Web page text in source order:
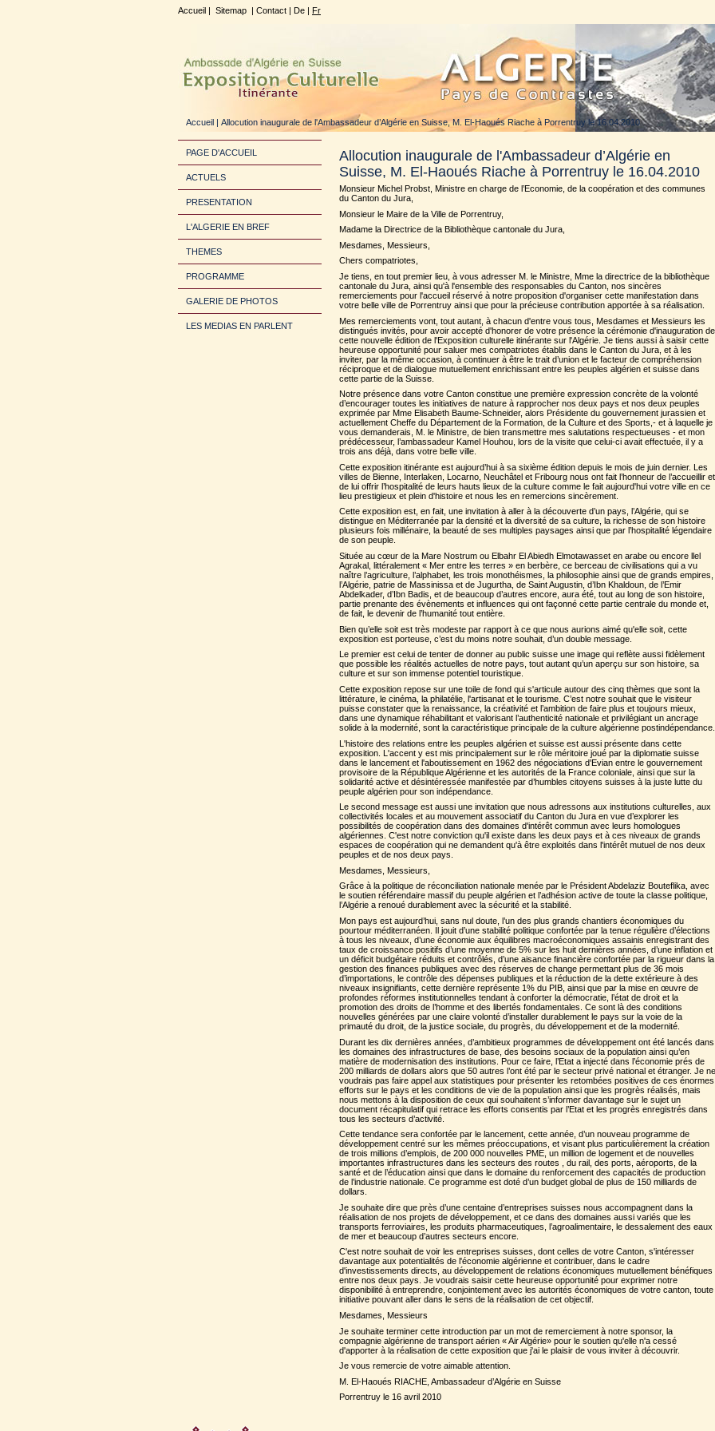
Accueil | Sitemap | Contact | De | Fr
Accueil | Allocution inaugurale de l'Ambassadeur d’Algérie en Suisse, M. El-Haoués Riache à Porrentruy le 16.04.2010
PAGE D'ACCUEIL
ACTUELS
PRESENTATION
L'ALGERIE EN BREF
THEMES
PROGRAMME
GALERIE DE PHOTOS
LES MEDIAS EN PARLENT
Allocution inaugurale de l'Ambassadeur d’Algérie en
Suisse, M. El-Haoués Riache à Porrentruy le 16.04.2010
Monsieur Michel Probst, Ministre en charge de l’Economie, de la coopération et des communes
du Canton du Jura,
Monsieur le Maire de la Ville de Porrentruy,
Madame la Directrice de la Bibliothèque cantonale du Jura,
Mesdames, Messieurs,
Chers compatriotes,
Je tiens, en tout premier lieu, à vous adresser M. le Ministre, Mme la directrice de la bibliothèque
cantonale du Jura, ainsi qu'à l'ensemble des responsables du Canton, nos sincères
remerciements pour l'accueil réservé à notre proposition d'organiser cette manifestation dans
votre belle ville de Porrentruy ainsi que pour la précieuse contribution apportée à sa réalisation.
Mes remerciements vont, tout autant, à chacun d'entre vous tous, Mesdames et Messieurs les
distingués invités, pour avoir accepté d'honorer de votre présence la cérémonie d'inauguration de
cette nouvelle édition de l'Exposition culturelle itinérante sur l'Algérie. Je tiens aussi à saisir cette
heureuse opportunité pour saluer mes compatriotes établis dans le Canton du Jura, et à les
inviter, par la même occasion, à continuer à être le trait d’union et le facteur de compréhension
réciproque et de dialogue mutuellement enrichissant entre les peuples algérien et suisse dans
cette partie de la Suisse.
Notre présence dans votre Canton constitue une première expression concrète de la volonté
d’encourager toutes les initiatives de nature à rapprocher nos deux pays et nos deux peuples
exprimée par Mme Elisabeth Baume-Schneider, alors Présidente du gouvernement jurassien et
actuellement Cheffe du Département de la Formation, de la Culture et des Sports,- et à laquelle je
vous demanderais, M. le Ministre, de bien transmettre mes salutations respectueuses - et mon
prédécesseur, l’ambassadeur Kamel Houhou, lors de la visite que celui-ci avait effectuée, il y a
trois ans déjà, dans votre belle ville.
Cette exposition itinérante est aujourd’hui à sa sixième édition depuis le mois de juin dernier. Les
villes de Bienne, Interlaken, Locarno, Neuchâtel et Fribourg nous ont fait l’honneur de l’accueillir et
de lui offrir l’hospitalité de leurs hauts lieux de la culture comme le fait aujourd'hui votre ville en ce
lieu prestigieux et plein d'histoire et nous les en remercions sincèrement.
Cette exposition est, en fait, une invitation à aller à la découverte d’un pays, l’Algérie, qui se
distingue en Méditerranée par la densité et la diversité de sa culture, la richesse de son histoire
plusieurs fois millénaire, la beauté de ses multiples paysages ainsi que par l’hospitalité légendaire
de son peuple.
Située au cœur de la Mare Nostrum ou Elbahr El Abiedh Elmotawasset en arabe ou encore llel
Agrakal, littéralement « Mer entre les terres » en berbère, ce berceau de civilisations qui a vu
naître l’agriculture, l’alphabet, les trois monothéismes, la philosophie ainsi que de grands empires,
l’Algérie, patrie de Massinissa et de Jugurtha, de Saint Augustin, d’Ibn Khaldoun, de l’Emir
Abdelkader, d’Ibn Badis, et de beaucoup d’autres encore, aura été, tout au long de son histoire,
partie prenante des évènements et influences qui ont façonné cette partie centrale du monde et,
de fait, le devenir de l’humanité tout entière.
Bien qu’elle soit est très modeste par rapport à ce que nous aurions aimé qu'elle soit, cette
exposition est porteuse, c’est du moins notre souhait, d’un double message.
Le premier est celui de tenter de donner au public suisse une image qui reflète aussi fidèlement
que possible les réalités actuelles de notre pays, tout autant qu’un aperçu sur son histoire, sa
culture et sur son immense potentiel touristique.
Cette exposition repose sur une toile de fond qui s'articule autour des cinq thèmes que sont la
littérature, le cinéma, la philatélie, l'artisanat et le tourisme. C’est notre souhait que le visiteur
puisse constater que la renaissance, la créativité et l’ambition de faire plus et toujours mieux,
dans une dynamique réhabilitant et valorisant l’authenticité nationale et privilégiant un ancrage
solide à la modernité, sont la caractéristique principale de la culture algérienne postindépendance.
L'histoire des relations entre les peuples algérien et suisse est aussi présente dans cette
exposition. L'accent y est mis principalement sur le rôle méritoire joué par la diplomatie suisse
dans le lancement et l'aboutissement en 1962 des négociations d'Evian entre le gouvernement
provisoire de la République Algérienne et les autorités de la France coloniale, ainsi que sur la
solidarité active et désintéressée manifestée par d’humbles citoyens suisses à la juste lutte du
peuple algérien pour son indépendance.
Le second message est aussi une invitation que nous adressons aux institutions culturelles, aux
collectivités locales et au mouvement associatif du Canton du Jura en vue d’explorer les
possibilités de coopération dans des domaines d'intérêt commun avec leurs homologues
algériennes. C'est notre conviction qu'il existe dans les deux pays et à ces niveaux de grands
espaces de coopération qui ne demandent qu'à être exploités dans l'intérêt mutuel de nos deux
peuples et de nos deux pays.
Mesdames, Messieurs,
Grâce à la politique de réconciliation nationale menée par le Président Abdelaziz Bouteflika, avec
le soutien référendaire massif du peuple algérien et l’adhésion active de toute la classe politique,
l’Algérie a renoué durablement avec la sécurité et la stabilité.
Mon pays est aujourd’hui, sans nul doute, l’un des plus grands chantiers économiques du
pourtour méditerranéen. Il jouit d’une stabilité politique confortée par la tenue régulière d’élections
à tous les niveaux, d’une économie aux équilibres macroéconomiques assainis enregistrant des
taux de croissance positifs d’une moyenne de 5% sur les huit dernières années, d’une inflation et
un déficit budgétaire réduits et contrôlés, d’une aisance financière confortée par la rigueur dans la
gestion des finances publiques avec des réserves de change permettant plus de 36 mois
d’importations, le contrôle des dépenses publiques et la réduction de la dette extérieure à des
niveaux insignifiants, cette dernière représente 1% du PIB, ainsi que par la mise en œuvre de
profondes réformes institutionnelles tendant à conforter la démocratie, l’état de droit et la
promotion des droits de l’homme et des libertés fondamentales. Ce sont là des conditions
nouvelles générées par une claire volonté d’installer durablement le pays sur la voie de la
primauté du droit, de la justice sociale, du progrès, du développement et de la modernité.
Durant les dix dernières années, d’ambitieux programmes de développement ont été lancés dans
les domaines des infrastructures de base, des besoins sociaux de la population ainsi qu’en
matière de modernisation des institutions. Pour ce faire, l’Etat a injecté dans l’économie prés de
200 milliards de dollars alors que 50 autres l’ont été par le secteur privé national et étranger. Je ne
voudrais pas faire appel aux statistiques pour présenter les retombées positives de ces énormes
efforts sur le pays et les conditions de vie de la population ainsi que les progrès réalisés, mais
nous mettons à la disposition de ceux qui souhaitent s’informer davantage sur le sujet un
document récapitulatif qui retrace les efforts consentis par l’Etat et les progrès enregistrés dans
tous les secteurs d’activité.
Cette tendance sera confortée par le lancement, cette année, d’un nouveau programme de
développement centré sur les mêmes préoccupations, et visant plus particulièrement la création
de trois millions d’emplois, de 200 000 nouvelles PME, un million de logement et de nouvelles
importantes infrastructures dans les secteurs des routes , du rail, des ports, aéroports, de la
santé et de l’éducation ainsi que dans le domaine du renforcement des capacités de production
de l’industrie nationale. Ce programme est doté d’un budget global de plus de 150 milliards de
dollars.
Je souhaite dire que près d’une centaine d’entreprises suisses nous accompagnent dans la
réalisation de nos projets de développement, et ce dans des domaines aussi variés que les
transports ferroviaires, les produits pharmaceutiques, l’agroalimentaire, le dessalement des eaux
de mer et beaucoup d’autres secteurs encore.
C'est notre souhait de voir les entreprises suisses, dont celles de votre Canton, s'intéresser
davantage aux potentialités de l'économie algérienne et contribuer, dans le cadre
d'investissements directs, au développement de relations économiques mutuellement bénéfiques
entre nos deux pays. Je voudrais saisir cette heureuse opportunité pour exprimer notre
disponibilité à entreprendre, conjointement avec les autorités économiques de votre canton, toute
initiative pouvant aller dans le sens de la réalisation de cet objectif.
Mesdames, Messieurs
Je souhaite terminer cette introduction par un mot de remerciement à notre sponsor, la
compagnie algérienne de transport aérien « Air Algérie» pour le soutien qu'elle n'a cessé
d'apporter à la réalisation de cette exposition que j'ai le plaisir de vous inviter à découvrir.
Je vous remercie de votre aimable attention.
M. El-Haoués RIACHE, Ambassadeur d’Algérie en Suisse
Porrentruy le 16 avril 2010